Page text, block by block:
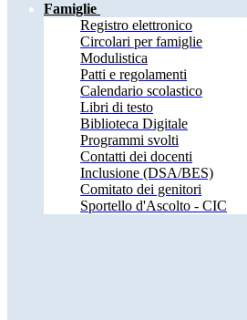
Famiglie
Registro elettronico
Circolari per famiglie
Modulistica
Patti e regolamenti
Calendario scolastico
Libri di testo
Biblioteca Digitale
Programmi svolti
Contatti dei docenti
Inclusione (DSA/BES)
Comitato dei genitori
Sportello d'Ascolto - CIC